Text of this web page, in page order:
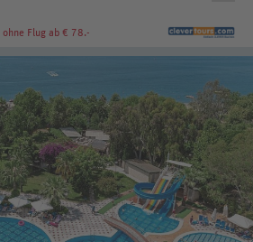
ohne Flug ab € 78.-